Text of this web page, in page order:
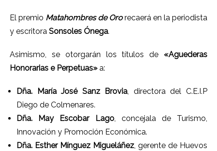
El premio Matahombres de Ororecaerá en la periodista
y escritora Sonsoles Ónega.
Asimismo, se otorgarán los títulos de «Aguederas
Honorarias e Perpetuas»a:
Dña. María José Sanz Brovia, directora del C.E.I.P
Diego de Colmenares.
Dña. May Escobar Lago, concejala de Turismo,
Innovación y Promoción Económica.
Dña. Esther Mínguez Migueláñez, gerente de Huevos